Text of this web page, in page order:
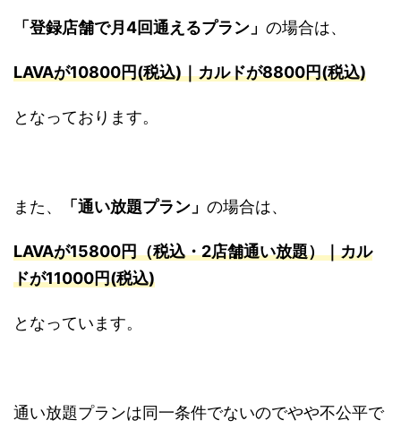
「登録店舗で月4回通えるプラン」 の場合は、
LAVAが10800円(税込)｜カルドが8800円(税込)
となっております。
また、 「通い放題プラン」 の場合は、
LAVAが15800円（税込・2店舗通い放題）｜カル
ドが11000円(税込)
となっています。
通い放題プランは同一条件でないのでやや不公平で